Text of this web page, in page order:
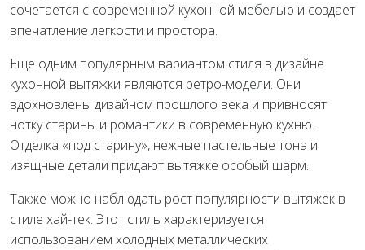
сочетается с современной кухонной мебелью и создает
впечатление легкости и простора.
Еще одним популярным вариантом стиля в дизайне
кухонной вытяжки являются ретро-модели. Они
вдохновлены дизайном прошлого века и привносят
нотку старины и романтики в современную кухню.
Отделка «под старину», нежные пастельные тона и
изящные детали придают вытяжке особый шарм.
Также можно наблюдать рост популярности вытяжек в
стиле хай-тек. Этот стиль характеризуется
использованием холодных металлических